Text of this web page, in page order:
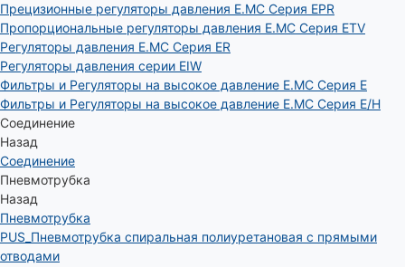
Прецизионные регуляторы давления E.MC Серия EPR
Пропорциональные регуляторы давления E.MC Серия ETV
Регуляторы давления E.MC Серия ER
Регуляторы давления серии EIW
Фильтры и Регуляторы на высокое давление E.MC Серия E
Фильтры и Регуляторы на высокое давление E.MC Серия E/H
Соединение
Назад
Соединение
Пневмотрубка
Назад
Пневмотрубка
PUS_Пневмотрубка спиральная полиуретановая с прямыми
отводами